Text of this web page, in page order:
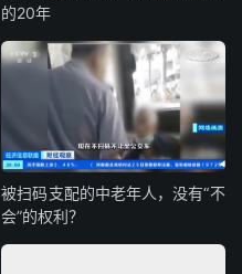
的20年
被扫码支配的中老年人，没有“不
会”的权利？